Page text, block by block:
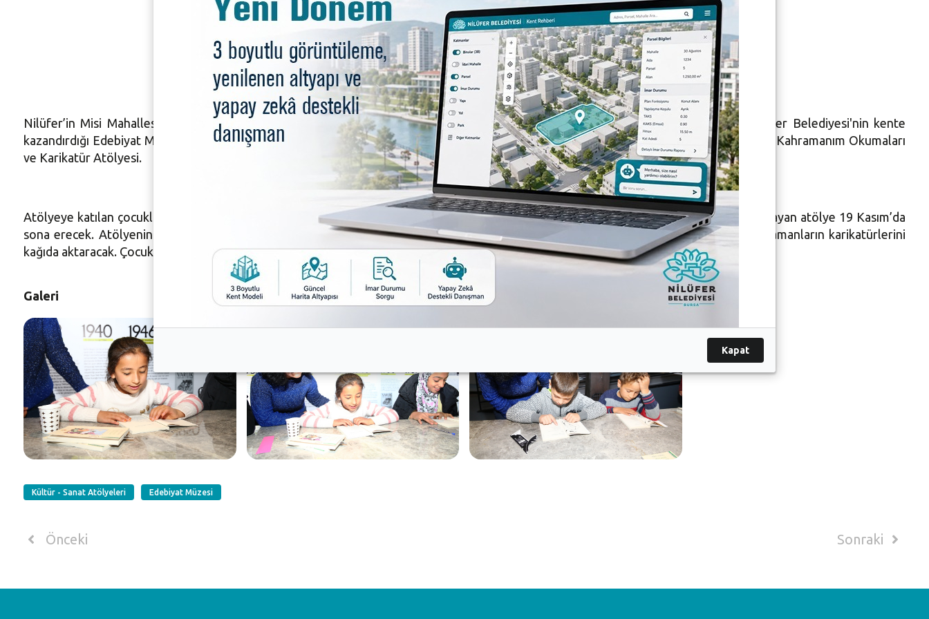
yansıtacak
Nilüfer’in Misi Mahallesi’ndeki (Gümüştepe) Edebiyat Müzesi, birbirinden farklı etkinliklere ev sahipliği yapmaya devam ediyor. Nilüfer Belediyesi'nin kente
kazandırdığı Edebiyat Müzesi'nde, Gümüştepe İlkokulu öğrencilerine yönelik de etkinlikler düzenleniyor. Bu etkinliklerden biri de, Masal Kahramanım Okumaları
ve Karikatür Atölyesi.
Atölyeye katılan çocuklar, Ülkü Tamer'in Şeytanın Altınları isimli masal-şiir kitabının okumalarını yapıyor. Ekim ayının son haftasında başlayan atölye 19 Kasım’da
sona erecek. Atölyenin son gününde minik öğrenciler, karikatürist Ahmet Aykanat ile birlikte masallardan akıllarında yer edinen kahramanların karikatürlerini
kağıda aktaracak. Çocukların çalışmaları daha sonra sergilenecek.
Galeri
Kültür - Sanat Atölyeleri Edebiyat Müzesi
Önceki Sonraki
Kapat